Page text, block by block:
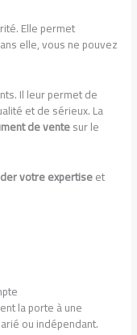
Elle permet
elle, vous ne pouvez
Il leur permet de
et de sérieux. La
de ventesur le
votre expertiseet
la porte à une
ou indépendant.